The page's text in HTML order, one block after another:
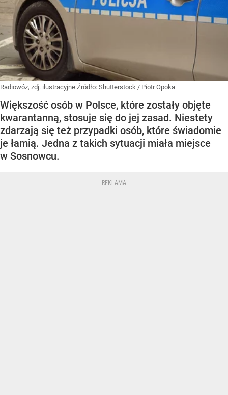
Radiowóz, zdj. ilustracyjne Źródło: Shutterstock / Piotr Opoka
Większość osób w Polsce, które zostały objęte
kwarantanną, stosuje się do jej zasad. Niestety
zdarzają się też przypadki osób, które świadomie
je łamią. Jedna z takich sytuacji miała miejsce
w Sosnowcu.